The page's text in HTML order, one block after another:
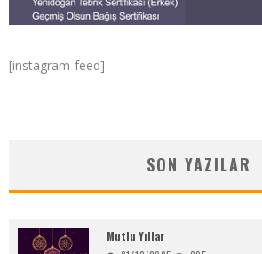
[instagram-feed]
SON YAZILAR
Mutlu Yıllar